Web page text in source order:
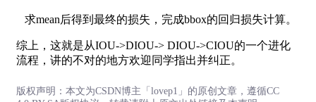
求mean后得到最终的损失，完成bbox的回归损失计算。
综上，这就是从IOU->DIOU-> DIOU->CIOU的一个进化
流程，讲的不对的地方欢迎同学指出并纠正。
版权声明：本文为CSDN博主「lovep1」的原创文章，遵循CC